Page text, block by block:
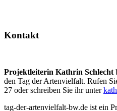
Kontakt
Projektleiterin Kathrin Schlecht
den Tag der Artenvielfalt. Rufen
27 oder schreiben Sie ihr unter
tag-der-artenvielfalt-bw.de ist ein